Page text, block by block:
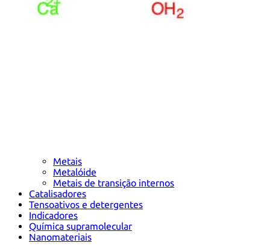
Metais
Metalóide
Metais de transição internos
Catalisadores
Tensoativos e detergentes
Indicadores
Química supramolecular
Nanomateriais